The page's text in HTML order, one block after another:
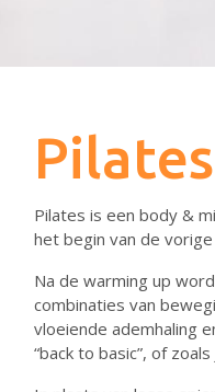
Pilates
Pilates is een body &
het begin van de
Na de warming up
combinaties van
vloeiende ademhaling
“back to basic”, of